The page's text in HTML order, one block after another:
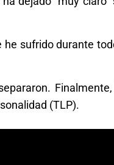
he sufrido durante
(TLP).